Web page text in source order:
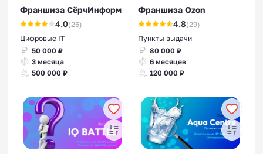
Франшиза СёрчИнформ
4.0(26)
Цифровые IT
50 000 ₽
3 месяца
500 000 ₽
Франшиза Ozon
4.8(29)
Пункты выдачи
80 000 ₽
6 месяцев
120 000 ₽